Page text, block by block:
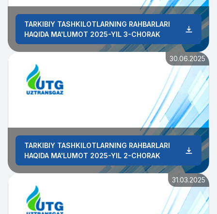
TARKIBIY TASHKILOTLARNING RAHBARLARI
HAQIDA MA'LUMOT 2025-YIL 3-CHORAK
30.06.2025
TARKIBIY TASHKILOTLARNING RAHBARLARI
HAQIDA MA'LUMOT 2025-YIL 2-CHORAK
31.03.2025